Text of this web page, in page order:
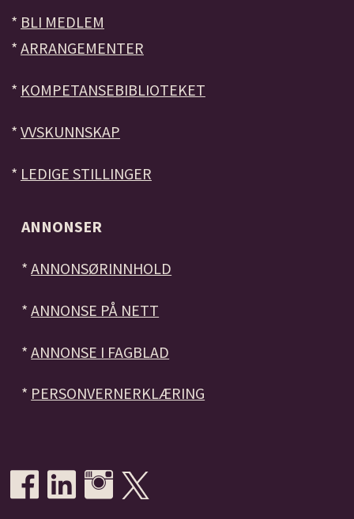
* BLI MEDLEM
* ARRANGEMENTER
* KOMPETANSEBIBLIOTEKET
* VVSKUNNSKAP
* LEDIGE STILLINGER
ANNONSER
*ANNONSØRINNHOLD
*ANNONSE PÅ NETT
*ANNONSE I FAGBLAD
* PERSONVERNERKLÆRING